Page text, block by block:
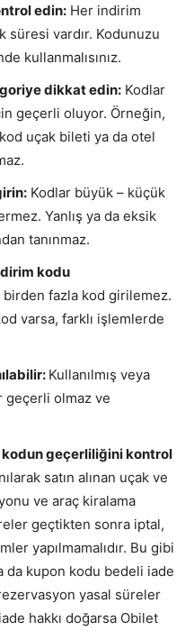
edin: Her indirim
vardır. Kodunuzu
kullanmalısınız.
dikkat edin: Kodlar
geçerli oluyor. Örneğin,
uçak bileti ya da otel
Kodlar büyük – küçük
Yanlış ya da eksik
tanınmaz.
kodu
birden fazla kod girilemez.
varsa, farklı işlemlerde
Kullanılmış veya
geçerli olmaz ve
kodun geçerliliğini kontrol
satın alınan uçak ve
ve araç kiralama
geçtikten sonra iptal,
yapılmamalıdır. Bu gibi
da kupon kodu bedeli iade
yasal süreler
hakkı doğarsa Obilet